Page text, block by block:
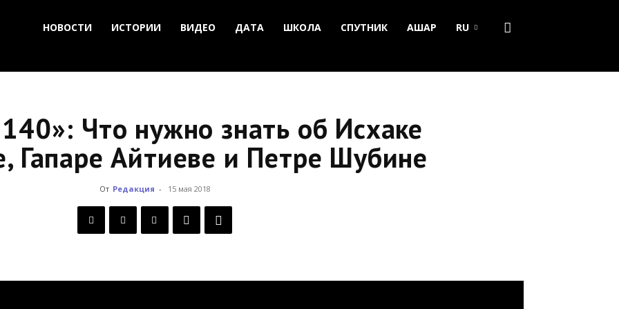
НОВОСТИ ИСТОРИИ ВИДЕО ДАТА ШКОЛА СПУТНИК АШАР RU
Что нужно знать об Исхаке
Гапаре Айтиеве и Петре Шубине
От Редакция - 15 мая 2018